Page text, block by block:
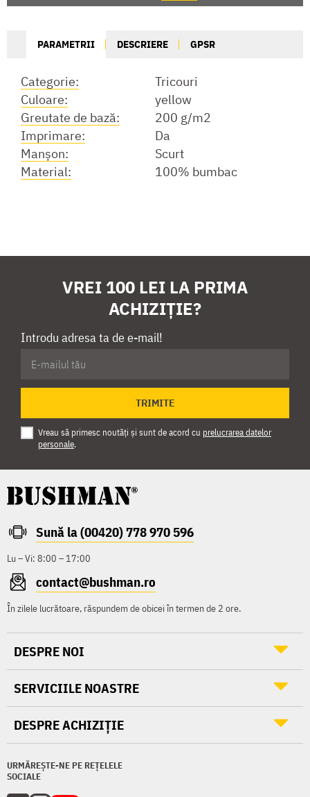
PARAMETRII DESCRIERE GPSR
Categorie:
Tricouri
Culoare:
yellow
Greutate de bază:
200 g/m2
Imprimare:
Da
Manşon:
Scurt
Material:
100% bumbac
VREI 100 LEI LA PRIMA
ACHIZIȚIE?
Introdu adresa ta de e-mail!
TRIMITE
Vreau să primesc noutăți și sunt de acord cu prelucrarea datelor
personale.
Sună la (00420) 778 970 596
Lu – Vi: 8:00 – 17:00
contact@bushman.ro
În zilele lucrătoare, răspundem de obicei în termen de 2 ore.
URMĂREȘTE-NE PE REȚELELE
SOCIALE
DESPRE NOI
SERVICIILE NOASTRE
DESPRE ACHIZIȚIE